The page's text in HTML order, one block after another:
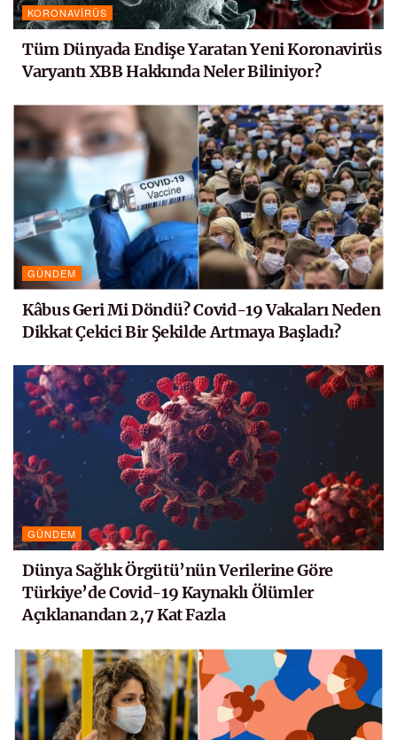
KORONAVIRÜS
Tüm Dünyada Endişe Yaratan Yeni Koronavirüs
Varyantı XBB Hakkında Neler Biliniyor?
GÜNDEM
Kâbus Geri Mi Döndü? Covid-19 Vakaları Neden
Dikkat Çekici Bir Şekilde Artmaya Başladı?
GÜNDEM
Dünya Sağlık Örgütü’nün Verilerine Göre
Türkiye’de Covid-19 Kaynaklı Ölümler
Açıklanandan 2,7 Kat Fazla